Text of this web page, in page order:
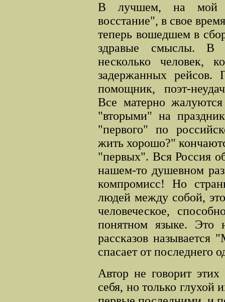
В лучшем, на мой
восстание", в свое
теперь вошедшем в
здравые смыслы. В
несколько человек,
задержанных рейсов.
помощник, поэт-
Все матерно
"вторыми" на
"первого" по
жить хорошо?"
"первых". Вся Россия
нашем-то душевном
компромисс! Но
людей между собой,
человеческое,
понятном языке. Это
рассказов
спасает от последнего
Автор не говорит
себя, но только